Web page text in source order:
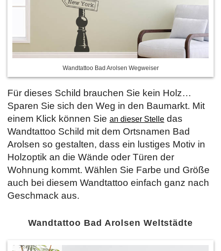
Wandtattoo Bad Arolsen Wegweiser
Für dieses Schild brauchen Sie kein Holz…
Sparen Sie sich den Weg in den Baumarkt. Mit
einem Klick können Sie an dieser Stelle das
Wandtattoo Schild mit dem Ortsnamen Bad
Arolsen so gestalten, dass ein lustiges Motiv in
Holzoptik an die Wände oder Türen der
Wohnung kommt. Wählen Sie Farbe und Größe
auch bei diesem Wandtattoo einfach ganz nach
Geschmack aus.
Wandtattoo Bad Arolsen Weltstädte